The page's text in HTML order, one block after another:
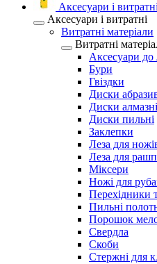
Аксесуари і витратні
Аксесуари і витратні
Витратні матеріали
Витратні
Аксесуари до
Бури
Гвіздки
Диски
Диски алмазні
Диски пильні
Заклепки
Леза для
Леза для
Міксери
Ножі для
Перехідники
Пильні
Порошок
Свердла
Скоби
Стержні для